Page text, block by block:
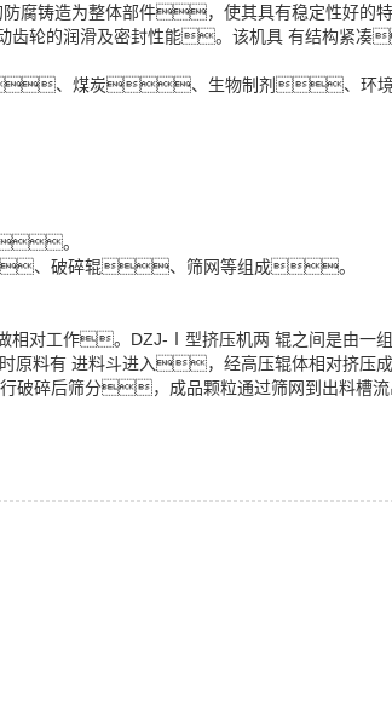
铸造为整体部件，使其具有稳定性好的
轮的润滑及密封性能。该机具 有结构紧
、煤炭、生物制剂、环境保
。
、破碎辊、筛网等组成。
对工作。DZJ-Ⅰ型挤压机两 辊之间是由一
料有 进料斗进入，经高压辊体相对挤压
破碎后筛分，成品颗粒通过筛网到出料槽